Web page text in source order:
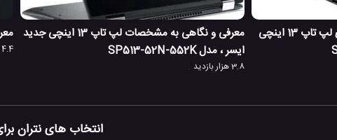
نگاهی به مشخصات و ویژگی های لپ تاپ 13 اینچی
معرفی و نگاهی به مشخصات لپ تاپ 13 اینچی جدید
ایسر ، مدل SP513-52N-552K
3.8 هزار بازدید
4.4 هزار بازدید
انتخاب های نتران